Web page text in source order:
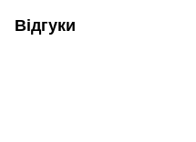
Відгуки